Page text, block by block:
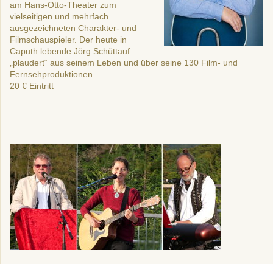
am Hans-Otto-Theater zum
vielseitigen und mehrfach
ausgezeichneten Charakter- und
Filmschauspieler. Der heute in
Caputh lebende Jörg Schüttauf
„plaudert“ aus seinem Leben und über seine 130 Film- und
Fernsehproduktionen.
20 € Eintritt